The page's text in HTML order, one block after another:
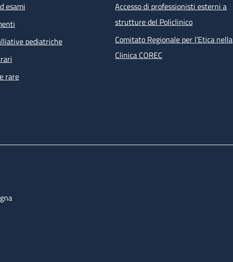
esami
pediatriche
rare
Accesso di professionisti esterni a
strutture del Policlinico
Comitato Regionale per l’Etica nella
Clinica COREC